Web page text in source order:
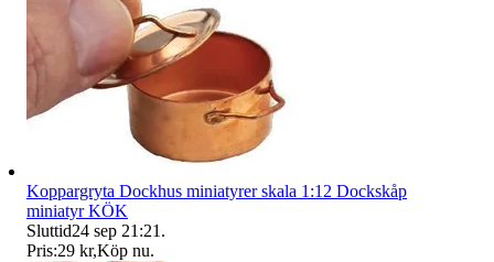
Koppargryta Dockhus miniatyrer skala 1:12 Dockskåp
miniatyr KÖK
Sluttid24 sep 21:21 .
Pris:29 kr,Köp nu.